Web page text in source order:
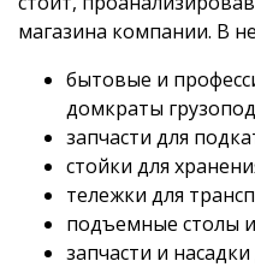
магазина компании. В
бытовые и
домкраты
запчасти для
стойки для
тележки для
подъемные столы
запчасти и